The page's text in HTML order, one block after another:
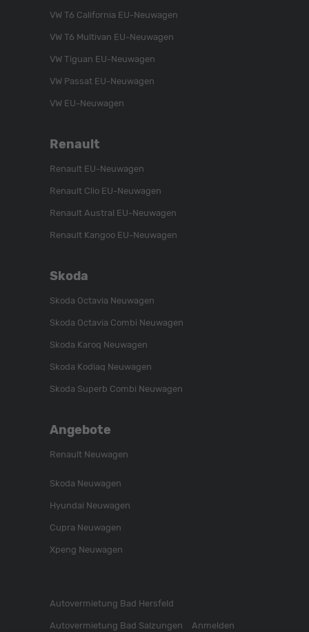
Instagram
unser
KanalFacebook
VW T6 California EU-Neuwagen
VW T6 Multivan EU-Neuwagen
VW Tiguan EU-Neuwagen
VW Passat EU-Neuwagen
VW EU-Neuwagen
Renault
Renault EU-Neuwagen
Renault Clio EU-Neuwagen
Renault Austral EU-Neuwagen
Renault Kangoo EU-Neuwagen
Skoda
Skoda Octavia Neuwagen
Skoda Octavia Combi Neuwagen
Skoda Karoq Neuwagen
Skoda Kodiaq Neuwagen
Skoda Superb Combi Neuwagen
Angebote
Renault Neuwagen
Skoda Neuwagen
Hyundai Neuwagen
Cupra Neuwagen
Xpeng Neuwagen
Autovermietung Bad Hersfeld
Autovermietung Bad Salzungen Anmelden